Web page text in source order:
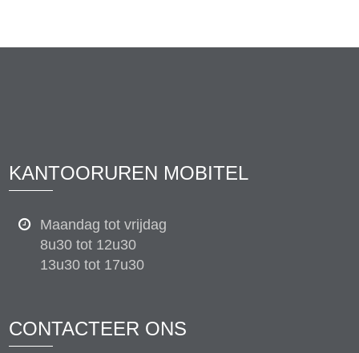
KANTOORUREN MOBITEL
Maandag tot vrijdag
8u30 tot 12u30
13u30 tot 17u30
CONTACTEER ONS